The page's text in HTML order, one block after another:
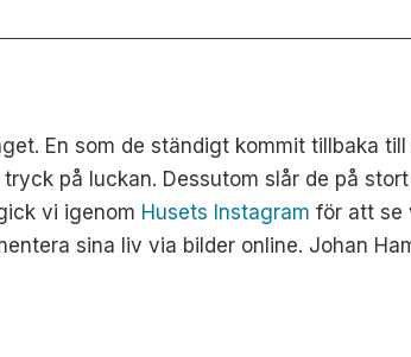
En som de ständigt kommit tillbaka
på luckan. Dessutom slår de på
vi igenom Husets Instagram för att se
sina liv via bilder online. Johan